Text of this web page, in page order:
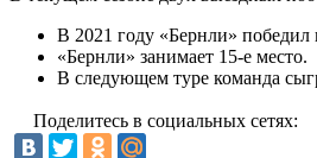
В 2021 году «Бернли» победил
«Бернли» занимает 15-е место.
В следующем туре команда
Поделитесь в социальных сетях: